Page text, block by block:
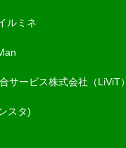
ルミネ
サービス株式会社（LiViT）
スタ)